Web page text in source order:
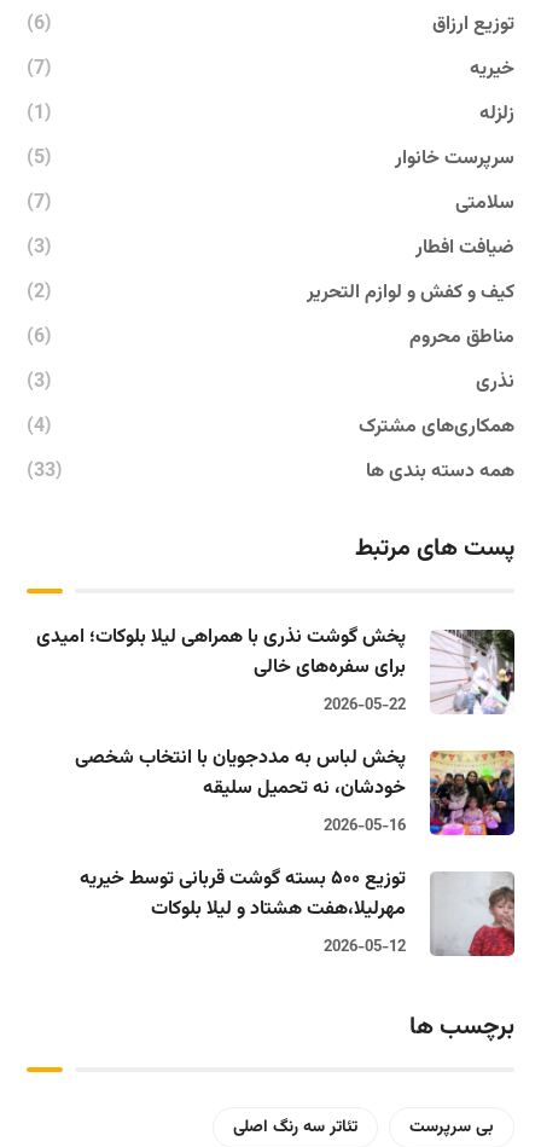
توزیع ارزاق
(6)
خیریه
(7)
زلزله
(1)
سرپرست خانوار
(5)
سلامتی
(7)
ضیافت افطار
(3)
کیف و کفش و لوازم التحریر
(2)
مناطق محروم
(6)
نذری
(3)
همکاری‌های مشترک
(4)
همه دسته بندی ها
(33)
پست های مرتبط
پخش گوشت نذری با همراهی لیلا بلوکات؛ امیدی
برای سفره‌های خالی
2026-05-22
پخش لباس به مددجویان با انتخاب شخصی
خودشان، نه تحمیل سلیقه
2026-05-16
توزیع ۵۰۰ بسته گوشت قربانی توسط خیریه
مهرلیلا،‌هفت هشتاد و لیلا بلوکات
2026-05-12
برچسب ها
بی سرپرست
تئاتر سه رنگ اصلی